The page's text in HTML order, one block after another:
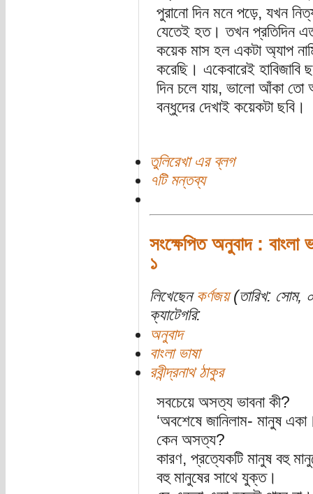
পুরানো দিন মনে পড়ে, যখন
যেতেই হত। তখন প্রতিদিন
কয়েক মাস হল একটা অ্যাপ
করেছি। একেবারেই
দিন চলে যায়, ভালো আঁকা তো
বন্ধুদের দেখাই কয়েকটা ছবি।
তুলিরেখা এর ব্লগ
৭টি মন্তব্য
সংক্ষেপিত অনুবাদ : বাংলা
১
লিখেছেন কর্ণজয়(তারিখ: সোম,
ক্যাটেগরি:
অনুবাদ
বাংলা ভাষা
রবীন্দ্রনাথ ঠাকুর
সবচেয়ে অসত্য ভাবনা কী?
‘অবশেষে জানিলাম- মানুষ
কেন অসত্য?
কারণ, প্রত্যেকটি মানুষ বহু
বহু মানুষের সাথে যুক্ত।